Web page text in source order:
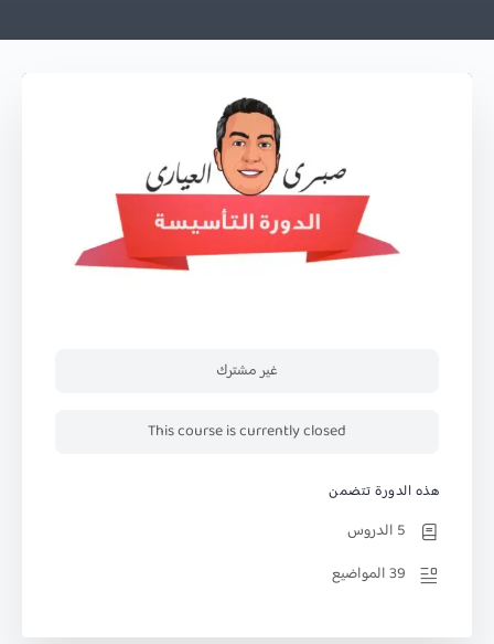
غير مشترك
This course is currently closed
هذه الدورة تتضمن
5 الدروس
39 المواضيع